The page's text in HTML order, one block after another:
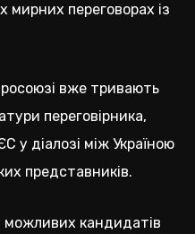
переговорах із
вже тривають
переговірника,
у діалозі між Україною
представників.
кандидатів